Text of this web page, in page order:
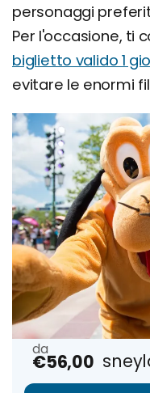
personaggi
Per l'occasione, ti
biglietto valido 1
evitare le enormi
Biglietti
€56,00